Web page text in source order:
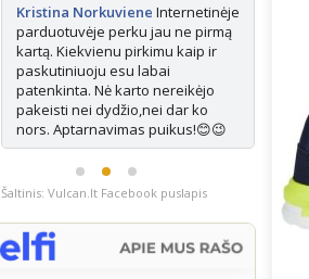
Kristina Norkuviene Internetinėje
parduotuvėje perku jau ne pirmą
kartą. Kiekvienu pirkimu kaip ir
paskutiniuoju esu labai
patenkinta. Nė karto nereikėjo
pakeisti nei dydžio,nei dar ko
nors. Aptarnavimas puikus!😊😉
Šaltinis: Vulcan.lt Facebook puslapis